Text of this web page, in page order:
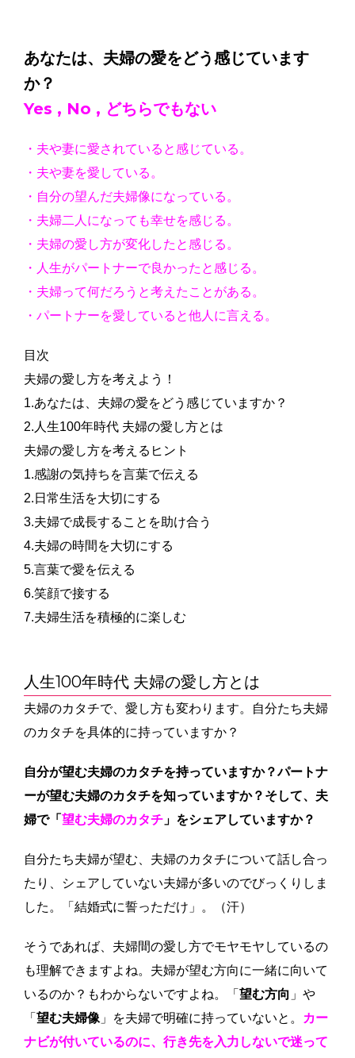
あなたは、夫婦の愛をどう感じています
か？
Yes , No , どちらでもない
・夫や妻に愛されていると感じている。
・夫や妻を愛している。
・自分の望んだ夫婦像になっている。
・夫婦二人になっても幸せを感じる。
・夫婦の愛し方が変化したと感じる。
・人生がパートナーで良かったと感じる。
・夫婦って何だろうと考えたことがある。
・パートナーを愛していると他人に言える。
目次
夫婦の愛し方を考えよう！
1.あなたは、夫婦の愛をどう感じていますか？
2.人生100年時代 夫婦の愛し方とは
夫婦の愛し方を考えるヒント
1.感謝の気持ちを言葉で伝える
2.日常生活を大切にする
3.夫婦で成長することを助け合う
4.夫婦の時間を大切にする
5.言葉で愛を伝える
6.笑顔で接する
7.夫婦生活を積極的に楽しむ
人生100年時代 夫婦の愛し方とは
夫婦のカタチで、愛し方も変わります。
自分たち夫婦
のカタチを具体的に持っていますか？
自分が望む夫婦のカタチを持っていますか？パートナ
ーが望む夫婦のカタチを知っていますか？そして、夫
婦で「 望む夫婦のカタチ 」をシェアしていますか？
自分たち夫婦が望む、夫婦のカタチについて話し合っ
たり、シェアしていない夫婦が多いのでびっくりしま
した。「結婚式に誓っただけ」。（汗）
そうであれば、夫婦間の愛し方でモヤモヤしているの
も理解できますよね。夫婦が望む方向に一緒に向いて
いるのか？もわからないですよね。「 望む方向 」や
「 望む夫婦像 」を夫婦で明確に持っていないと。
カー
ナビが付いているのに、行き先を入力しないで迷って